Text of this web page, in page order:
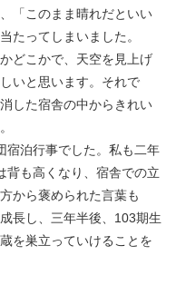
「このまま晴れだといい
たってしまいました。
どこかで、天空を見上げ
いと思います。それで
した宿舎の中からきれい
宿泊行事でした。私も二年
背も高くなり、宿舎での立
から褒められた言葉も
長し、三年半後、103期生
を巣立っていけることを